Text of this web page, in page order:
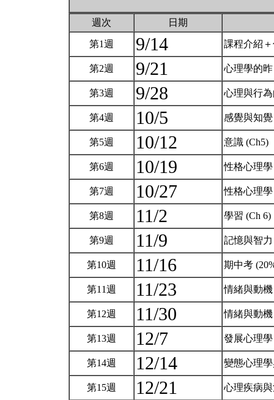
週次 日期
第1週 9/14 課程介紹
第2週 9/21 心理學的
第3週 9/28 心理與行
第4週 10/5 感覺與知
第5週 10/12 意識 (Ch5)
第6週 10/19 性格心理
第7週 10/27 性格心理
第8週 11/2 學習 (Ch 6)
第9週 11/9 記憶與智
第10週 11/16 期中考
第11週 11/23 情緒與動
第12週 11/30 情緒與動
第13週 12/7 發展心理
第14週 12/14 變態心理
第15週 12/21 心理疾病